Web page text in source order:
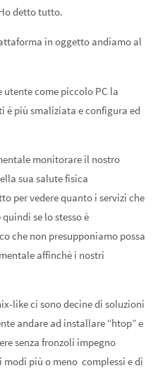
detto tutto.
in oggetto andiamo al
utente come piccolo PC la
è più smaliziata e configura ed
monitorare il nostro
sua salute fisica
per vedere quanto i servizi che
se lo stesso è
che non presupponiamo possa
affinchè i nostri
like ci sono decine di soluzioni
andare ad installare “htop” e
senza fronzoli impegno
più o meno complessi e di